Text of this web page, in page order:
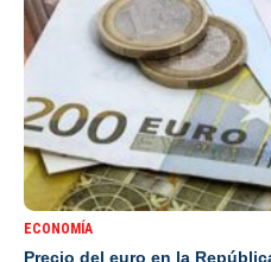
ECONOMÍA
Precio del euro en la